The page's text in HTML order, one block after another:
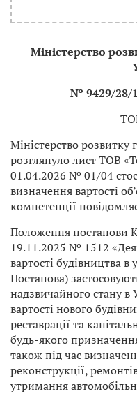
Міністерство
№ 9429/28/
Міністерство розвитку
розглянуло лист ТОВ
01.04.2026 № 01/04
визначення вартості
компетенції
Положення постанови
19.11.2025 № 1512
вартості будівництва в
Постанова)
надзвичайного стану в
вартості нового
реставрації та
будь-якого
також під час
реконструкції,
утримання